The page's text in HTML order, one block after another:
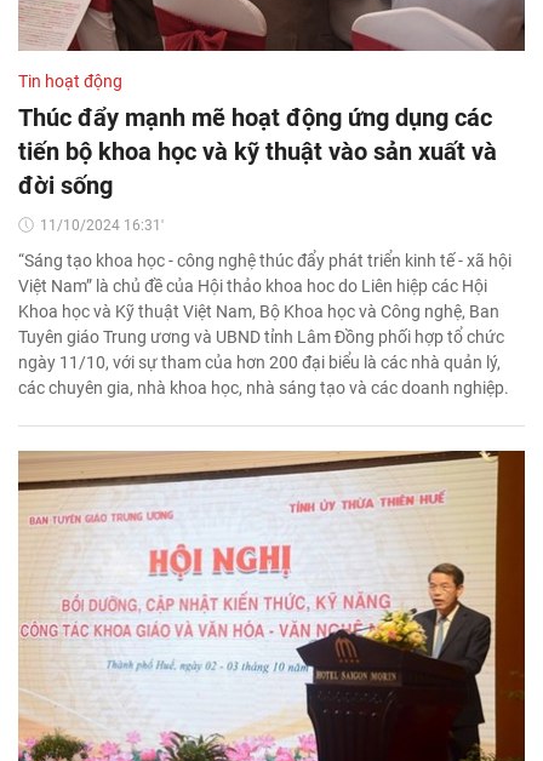
Tin hoạt động
Thúc đẩy mạnh mẽ hoạt động ứng dụng các
tiến bộ khoa học và kỹ thuật vào sản xuất và
đời sống
11/10/2024 16:31'
“Sáng tạo khoa học - công nghệ thúc đẩy phát triển kinh tế - xã hội
Việt Nam” là chủ đề của Hội thảo khoa hoc do Liên hiệp các Hội
Khoa học và Kỹ thuật Việt Nam, Bộ Khoa học và Công nghệ, Ban
Tuyên giáo Trung ương và UBND tỉnh Lâm Đồng phối hợp tổ chức
ngày 11/10, với sự tham của hơn 200 đại biểu là các nhà quản lý,
các chuyên gia, nhà khoa học, nhà sáng tạo và các doanh nghiệp.